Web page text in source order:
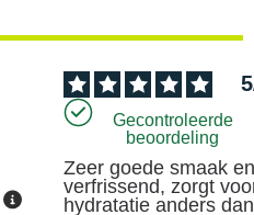
5
Gecontroleerde
beoordeling
Zeer goede smaak
verfrissend, zorgt
hydratatie anders dan